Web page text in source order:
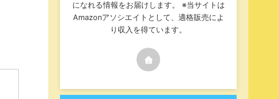
になれる情報をお届けします。 ※当サイトは
Amazonアソシエイトとして、適格販売によ
り収入を得ています。